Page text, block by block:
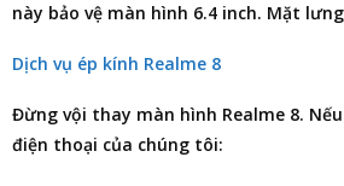
này bảo vệ màn hình 6.4 inch. Mặt
Dịch vụ ép kính Realme 8
Đừng vội thay màn hình Realme 8.
điện thoại của chúng tôi: